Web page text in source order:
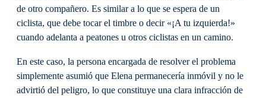
de otro compañero. Es similar a lo que se espera de un
ciclista, que debe tocar el timbre o decir «¡A tu izquierda!»
cuando adelanta a peatones u otros ciclistas en un camino.
En este caso, la persona encargada de resolver el problema
simplemente asumió que Elena permanecería inmóvil y no le
advirtió del peligro, lo que constituye una clara infracción de